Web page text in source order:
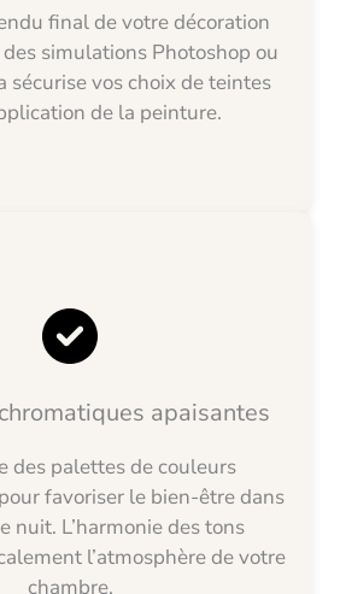
final de votre décoration
simulations Photoshop ou
sécurise vos choix de teintes
de la peinture.
apaisantes
des palettes de couleurs
favoriser le bien-être dans
nuit. L’harmonie des tons
l’atmosphère de votre
chambre.